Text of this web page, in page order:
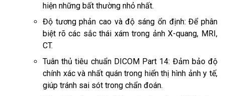
hiện những bất thường nhỏ nhất.
Độ tương phản cao và độ sáng ổn định: Để phân
biệt rõ các sắc thái xám trong ảnh X-quang, MRI,
CT.
Tuân thủ tiêu chuẩn DICOM Part 14: Đảm bảo độ
chính xác và nhất quán trong hiển thị hình ảnh y tế,
giúp tránh sai sót trong chẩn đoán.